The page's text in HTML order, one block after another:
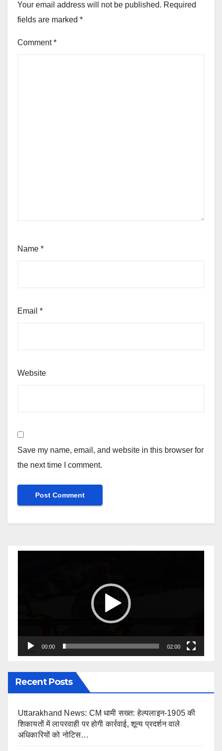
Your email address will not be published. Required
fields are marked *
Comment*
Name *
Email *
Website
Save my name, email, and website in this browser for
the next time I comment.
00:00 02:00
Recent Posts
Uttarakhand News: CM धामी सख्त: हेल्पलाइन-1905 की
शिकायतों में लापरवाही पर होगी कार्रवाई, शून्य प्रदर्शन वाले
अधिकारियों को नोटिस…